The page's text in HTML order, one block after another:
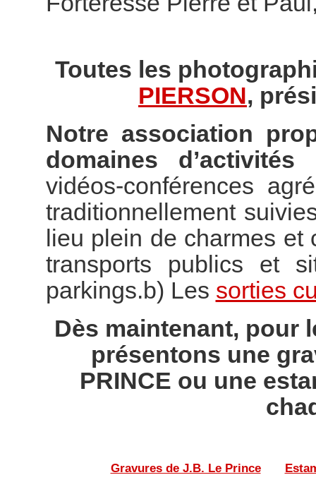
Toutes les
PIERSON,
Notre association
domaines d’activités
vidéos-conférences
traditionnellement
lieu plein de charmes et
transports publics et
parkings.b) Les sorties
Dès maintenant, pour
présentons une
PRINCE ou une
Gravures de J.B. Le Prince——